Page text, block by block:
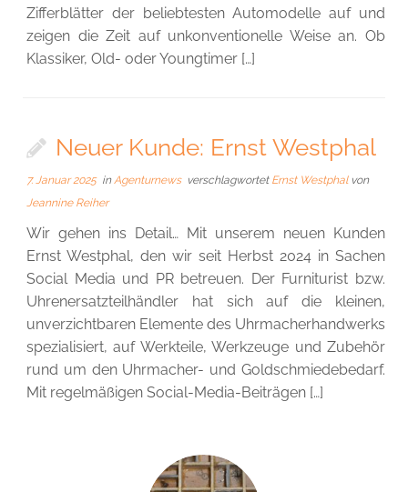
Zifferblätter der beliebtesten Automodelle auf und
zeigen die Zeit auf unkonventionelle Weise an. Ob
Klassiker, Old- oder Youngtimer […]
Neuer Kunde: Ernst Westphal
7. Januar 2025inAgenturnews verschlagwortet Ernst Westphal von
Jeannine Reiher
Wir gehen ins Detail… Mit unserem neuen Kunden
Ernst Westphal, den wir seit Herbst 2024 in Sachen
Social Media und PR betreuen. Der Furniturist bzw.
Uhrenersatzteilhändler hat sich auf die kleinen,
unverzichtbaren Elemente des Uhrmacherhandwerks
spezialisiert, auf Werkteile, Werkzeuge und Zubehör
rund um den Uhrmacher- und Goldschmiedebedarf.
Mit regelmäßigen Social-Media-Beiträgen […]